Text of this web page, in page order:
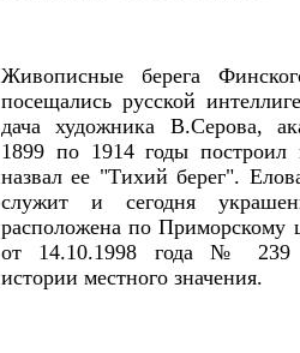
Живописные берега
посещались русской
дача художника В.Серова,
1899 по 1914 годы построил
назвал ее "Тихий берег".
служит и сегодня
расположена по Приморскому
от 14.10.1998 года № 239
истории местного значения.